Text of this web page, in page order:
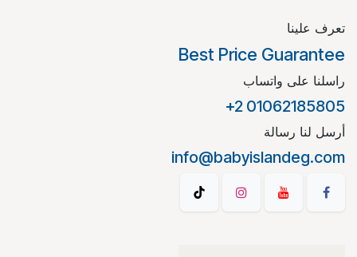
تعرف علينا
Best Price Guarantee
راسلنا على واتساب
+2 01062185805
أرسل لنا رسالة
info@babyislandeg.com